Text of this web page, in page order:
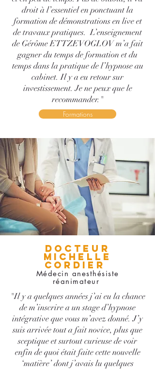
droit à l’essentiel en ponctuant la
formation de démonstrations en live et
de travaux pratiques. L’enseignement
de Gérôme ETTZEVOGLOV m’a fait
gagner du temps de formation et du
temps dans la pratique de l’hypnose au
cabinet. Il y a eu retour sur
investissement. Je ne peux que le
recommander."
Formations
DOCTEUR
MICHELLE
CORDIER
Médecin anesthésiste
réanimateur
"Il y a quelques années j’ai eu la chance
de m’inscrire a un stage d’hypnose
intégrative que vous m’avez donné. J’y
suis arrivée tout a fait novice, plus que
sceptique et surtout curieuse de voir
enfin de quoi était faite cette nouvelle
‘matière’ dont j’avais lu quelques